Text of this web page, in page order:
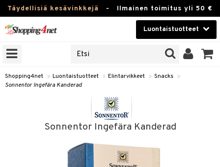
Täydellisiä kesävinkkejä - Ilmainen toimitus yli 50 €
Luontaistuotteet
Kauneudenhoito
Piilolinssit
Shopping4net » Luontaistuotteet » Elintarvikkeet » Snacks »
Sonnentor Ingefära Kanderad
Sonnentor Ingefära Kanderad